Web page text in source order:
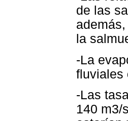
de las
la
-La
fluviales
-Las
140 m3/